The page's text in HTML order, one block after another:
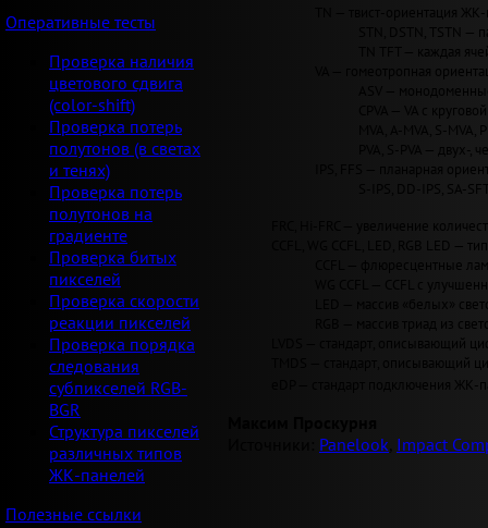
Оперативные тесты
Проверка наличия
цветового сдвига
(color-shift)
Проверка потерь
полутонов (в светах
и тенях)
Проверка потерь
полутонов на
градиенте
Проверка битых
пикселей
Проверка скорости
реакции пикселей
Проверка порядка
следования
субпикселей RGB-
BGR
Структура пикселей
различных типов
ЖК-панелей
Полезные ссылки
TN — твист-ориентация
STN, DSTN, TSTN
TN TFT — каждая
VA — гомеотропная
ASV —
CPVA — VA с
MVA, A-MVA, S-
PVA, S-PVA — двух-
IPS, FFS — планарная
S-IPS, DD-IPS, SA-
FRC, Hi-FRC — увеличение
CCFL, WG CCFL, LED, RGB LED
CCFL — флюресцентные
WG CCFL — CCFL с
LED — массив «белых»
RGB — массив триад из
LVDS — стандарт, описывающий
TMDS — стандарт, описывающий
eDP — стандарт подключения
Panelook Impact